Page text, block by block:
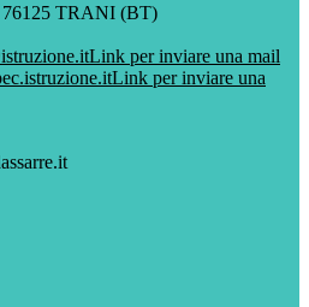
TRANI (BT)
Link per inviare una mail
Link per inviare una